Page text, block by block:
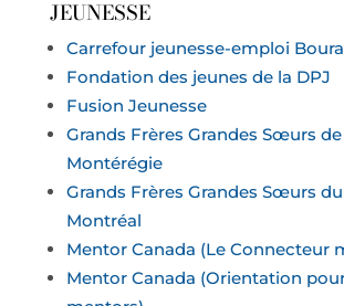
JEUNESSE
Carrefour jeunesse-emploi
Fondation des jeunes de la DPJ
Fusion Jeunesse
Grands Frères Grandes Sœurs de
Montérégie
Grands Frères Grandes Sœurs
Montréal
Mentor Canada (Le Connecteur
Mentor Canada (Orientation